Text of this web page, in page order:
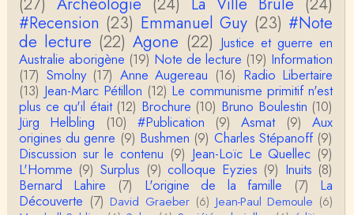
n, l’oppression des femmes n’a pas toujours exi…
roland chaudat
Votre gourmandise sera probablement récompens
ée parce que Snow apporte "de l'eau à votre m
o…
Christophe Darmangeat
...Et merci à vous pour Snow – qui m'a l'air d'être
davantage une histoire qu'une et…
roland chaudat
Tout à fait d'accord avec vous et quant à Leacock j
e n'ai lu qu'un de ses ouvrages et il…
#Recension (23) Emmanuel Guy (23) #Note
de lecture (22) Agone (22) Justice et guerre en
Australie aborigène (19) Note de lecture (19) Information
(17) Smolny (17) Anne Augereau (16) Radio Libertaire
(13) Jean-Marc Pétillon (12) Le communisme primitif n'est
plus ce qu'il était (12) Brochure (10) Bruno Boulestin (10)
Jürg Helbling
(10) #Publication (9) Asmat (9)
Aux
origines du genre (9) Bushmen (9) Charles Stépanoff (9)
Discussion sur le contenu (9) Jean-Loïc Le Quellec (9)
L'Homme (9) Surplus (9) colloque Eyzies (9) Inuits (8)
Bernard Lahire
(7) L'origine de la famille (7)
La
Découverte (7) David Graeber (6) Jean-Paul Demoule (6)